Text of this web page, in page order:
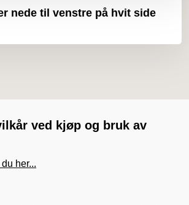
nede til venstre på hvit side
ved kjøp og bruk av
her...